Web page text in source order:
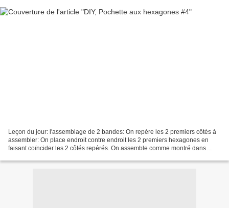
Leçon du jour: l'assemblage de 2 bandes: On repère les 2 premiers côtés à
assembler: On place endroit contre endroit les 2 premiers hexagones en
faisant coïncider les 2 côtés repérés. On assemble comme montré dans